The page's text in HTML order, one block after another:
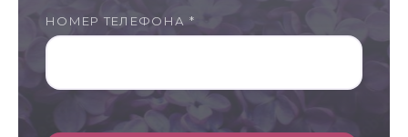
НОМЕР ТЕЛЕФОНА *